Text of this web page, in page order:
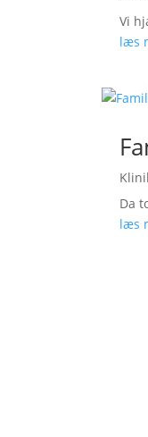
Vi
læs
Da
læs